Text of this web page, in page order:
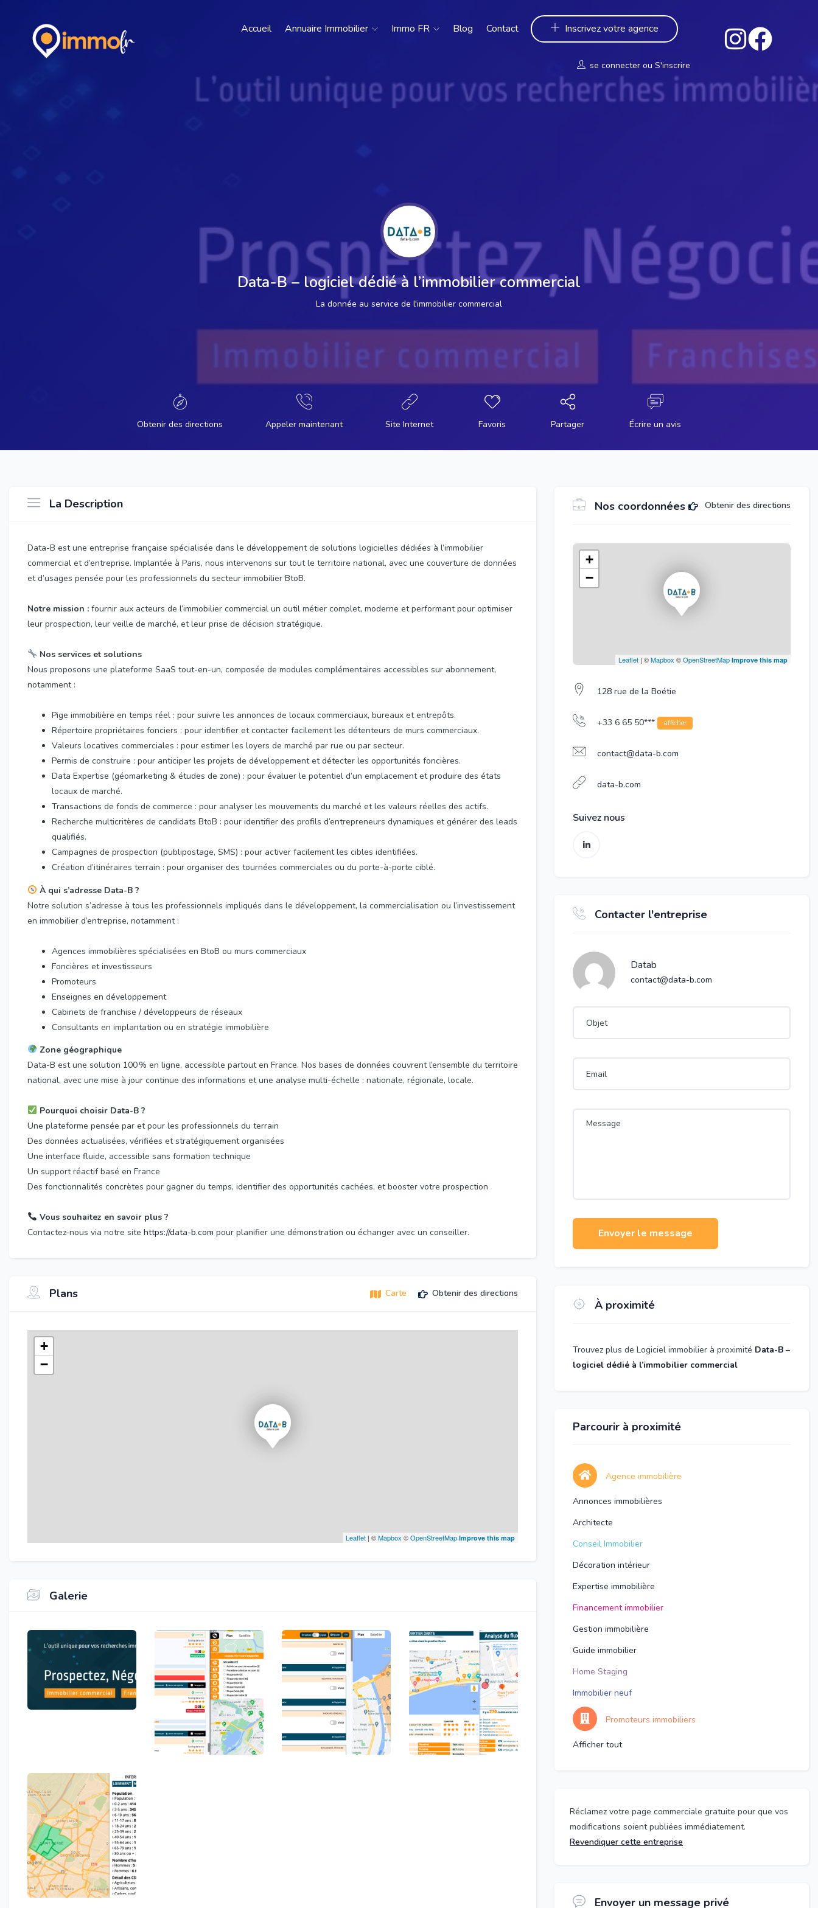
Accueil Annuaire Immobilier Immo FR Blog Contact Inscrivez votre agence
se connecter ou S'inscrire
Data-B – logiciel dédié à l’immobilier commercial
La donnée au service de l'immobilier commercial
Obtenir des directions Appeler maintenant Site Internet Favoris Partager Écrire un avis
La Description
Data-B est une entreprise française spécialisée dans le développement de solutions logicielles dédiées à l’immobilier
commercial et d’entreprise. Implantée à Paris, nous intervenons sur tout le territoire national, avec une couverture de données
et d’usages pensée pour les professionnels du secteur immobilier BtoB.
Notre mission : fournir aux acteurs de l’immobilier commercial un outil métier complet, moderne et performant pour optimiser
leur prospection, leur veille de marché, et leur prise de décision stratégique.
Nos services et solutions
Nous proposons une plateforme SaaS tout-en-un, composée de modules complémentaires accessibles sur abonnement,
notamment :
Pige immobilière en temps réel : pour suivre les annonces de locaux commerciaux, bureaux et entrepôts.
Répertoire propriétaires fonciers : pour identifier et contacter facilement les détenteurs de murs commerciaux.
Valeurs locatives commerciales : pour estimer les loyers de marché par rue ou par secteur.
Permis de construire : pour anticiper les projets de développement et détecter les opportunités foncières.
Data Expertise (géomarketing & études de zone) : pour évaluer le potentiel d’un emplacement et produire des états
locaux de marché.
Transactions de fonds de commerce : pour analyser les mouvements du marché et les valeurs réelles des actifs.
Recherche multicritères de candidats BtoB : pour identifier des profils d’entrepreneurs dynamiques et générer des leads
qualifiés.
Campagnes de prospection (publipostage, SMS) : pour activer facilement les cibles identifiées.
Création d’itinéraires terrain : pour organiser des tournées commerciales ou du porte-à-porte ciblé.
À qui s’adresse Data-B ?
Notre solution s’adresse à tous les professionnels impliqués dans le développement, la commercialisation ou l’investissement
en immobilier d’entreprise, notamment :
Agences immobilières spécialisées en BtoB ou murs commerciaux
Foncières et investisseurs
Promoteurs
Enseignes en développement
Cabinets de franchise / développeurs de réseaux
Consultants en implantation ou en stratégie immobilière
Zone géographique
Data-B est une solution 100 % en ligne, accessible partout en France. Nos bases de données couvrent l’ensemble du territoire
national, avec une mise à jour continue des informations et une analyse multi-échelle : nationale, régionale, locale.
Pourquoi choisir Data-B ?
Une plateforme pensée par et pour les professionnels du terrain
Des données actualisées, vérifiées et stratégiquement organisées
Une interface fluide, accessible sans formation technique
Un support réactif basé en France
Des fonctionnalités concrètes pour gagner du temps, identifier des opportunités cachées, et booster votre prospection
Vous souhaitez en savoir plus ?
Contactez-nous via notre site https://data-b.com pour planifier une démonstration ou échanger avec un conseiller.
Plans Carte Obtenir des directions
+
−
Leaflet | ©Mapbox ©OpenStreetMap Improve this map
Galerie
Nos coordonnées Obtenir des directions
+
−
Leaflet| ©Mapbox ©OpenStreetMap Improve this map
128 rue de la Boétie
+33 6 65 50*** afficher
contact@data-b.com
data-b.com
Suivez nous
Contacter l'entreprise
Datab
contact@data-b.com
Envoyer le message
À proximité
Trouvez plus de Logiciel immobilier à proximité Data-B –
logiciel dédié à l’immobilier commercial
Parcourir à proximité
Agence immobilière
Annonces immobilières
Architecte
Conseil Immobilier
Décoration intérieur
Expertise immobilière
Financement immobilier
Gestion immobilière
Guide immobilier
Home Staging
Immobilier neuf
Promoteurs immobiliers
Afficher tout
Réclamez votre page commerciale gratuite pour que vos
modifications soient publiées immédiatement.
Revendiquer cette entreprise
Envoyer un message privé